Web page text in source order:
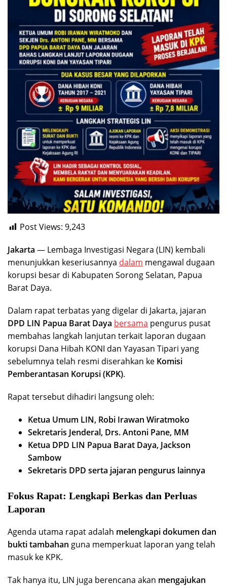
Post Views: 9,243
Jakarta — Lembaga Investigasi Negara (LIN) kembali
menunjukkan keseriusannya dalam mengawal dugaan
korupsi besar di Kabupaten Sorong Selatan, Papua
Barat Daya.
Dalam rapat terbatas yang digelar di Jakarta, jajaran
DPD LIN Papua Barat Daya bersama pengurus pusat
membahas langkah lanjutan terkait laporan dugaan
korupsi Dana Hibah KONI dan Yayasan Tipari yang
sebelumnya telah resmi diserahkan ke Komisi
Pemberantasan Korupsi (KPK).
Rapat tersebut dihadiri langsung oleh:
Ketua Umum LIN, Robi Irawan Wiratmoko
Sekretaris Jenderal, Drs. Antoni Pane, MM
Ketua DPD LIN Papua Barat Daya, Jackson
Sambow
Sekretaris DPD serta jajaran pengurus lainnya
Fokus Rapat: Lengkapi Berkas dan Perluas
Laporan
Agenda utama rapat adalah melengkapi dokumen dan
bukti tambahan guna memperkuat laporan yang telah
masuk ke KPK.
Tak hanya itu, LIN juga berencana akan mengajukan